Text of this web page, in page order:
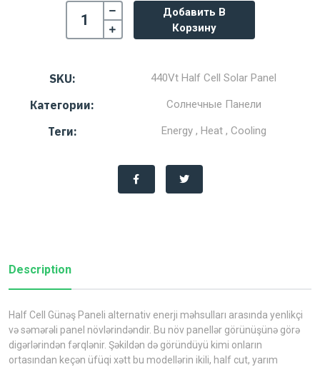
Добавить В
Корзину
SKU: 440Vt Half Cell Solar Panel
Категории: Солнечные Панели
Теги: Energy , Heat , Cooling
Description
Half Cell Günəş Paneli alternativ enerji məhsulları arasında yenlikçi
və səmərəli panel növlərindəndir. Bu növ panellər görünüşünə görə
digərlərindən fərqlənir. Şəkildən də göründüyü kimi onların
ortasından keçən üfüqi xətt bu modellərin ikili, half cut, yarım